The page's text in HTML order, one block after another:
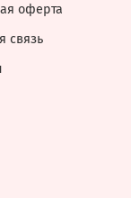
оферта
связь